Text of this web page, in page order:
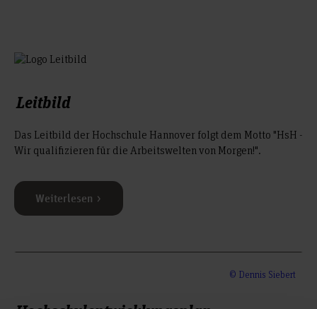
Leitbild
Das Leitbild der Hochschule Hannover folgt dem Motto "HsH -
Wir qualifizieren für die Arbeitswelten von Morgen!".
Weiterlesen
© Dennis Siebert